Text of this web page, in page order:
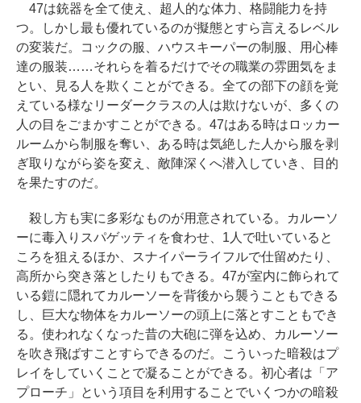
47は銃器を全て使え、超人的な体力、格闘能力を持
つ。しかし最も優れているのが擬態とすら言えるレベル
の変装だ。コックの服、ハウスキーパーの制服、用心棒
達の服装……それらを着るだけでその職業の雰囲気をま
とい、見る人を欺くことができる。全ての部下の顔を覚
えている様なリーダークラスの人は欺けないが、多くの
人の目をごまかすことができる。47はある時はロッカー
ルームから制服を奪い、ある時は気絶した人から服を剥
ぎ取りながら姿を変え、敵陣深くへ潜入していき、目的
を果たすのだ。
殺し方も実に多彩なものが用意されている。カルーソ
ーに毒入りスパゲッティを食わせ、1人で吐いていると
ころを狙えるほか、スナイパーライフルで仕留めたり、
高所から突き落としたりもできる。47が室内に飾られて
いる鎧に隠れてカルーソーを背後から襲うこともできる
し、巨大な物体をカルーソーの頭上に落とすこともでき
る。使われなくなった昔の大砲に弾を込め、カルーソー
を吹き飛ばすことすらできるのだ。こういった暗殺はプ
レイをしていくことで凝ることができる。初心者は「ア
プローチ」という項目を利用することでいくつかの暗殺